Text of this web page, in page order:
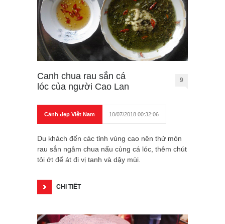
Canh chua rau sắn cá
lóc của người Cao Lan
9
Cảnh đẹp Việt Nam 10/07/2018 00:32:06
Du khách đến các tỉnh vùng cao nên thử món
rau sắn ngâm chua nấu cùng cá lóc, thêm chút
tỏi ớt để át đi vị tanh và dậy mùi.
CHI TIẾT